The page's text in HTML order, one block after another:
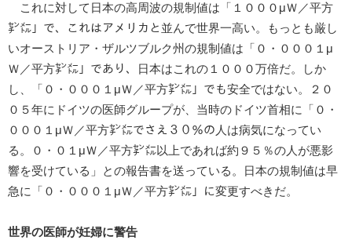
これに対して日本の高周波の規制値は「１０００μＷ／平方
㌢㍍」で、これはアメリカと並んで世界一高い。もっとも厳し
いオーストリア・ザルツブルク州の規制値は「０・０００１μ
Ｗ／平方㌢㍍」であり、日本はこれの１０００万倍だ。しか
し、「０・０００１μＷ／平方㌢㍍」でも安全ではない。２０
０５年にドイツの医師グループが、当時のドイツ首相に「０・
０００１μＷ／平方㌢㍍でさえ３０％の人は病気になってい
る。０・０１μＷ／平方㌢㍍以上であれば約９５％の人が悪影
響を受けている」との報告書を送っている。日本の規制値は早
急に「０・０００１μＷ／平方㌢㍍」に変更すべきだ。
世界の医師が妊婦に警告